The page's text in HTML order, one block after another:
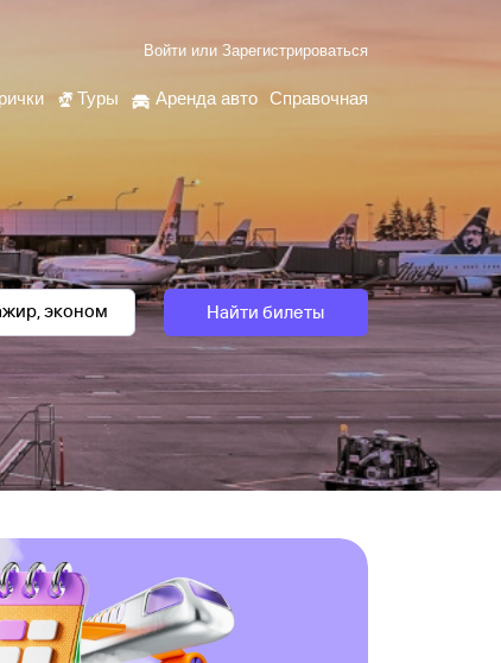
Войти или Зарегистрироваться
Туры Аренда авто Справочная
Найти билеты